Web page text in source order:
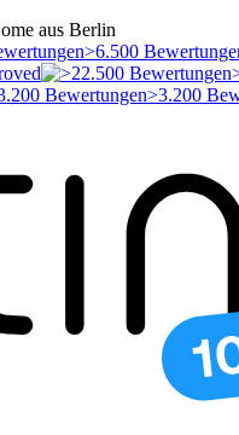
aus Berlin
>6.500
>3.200